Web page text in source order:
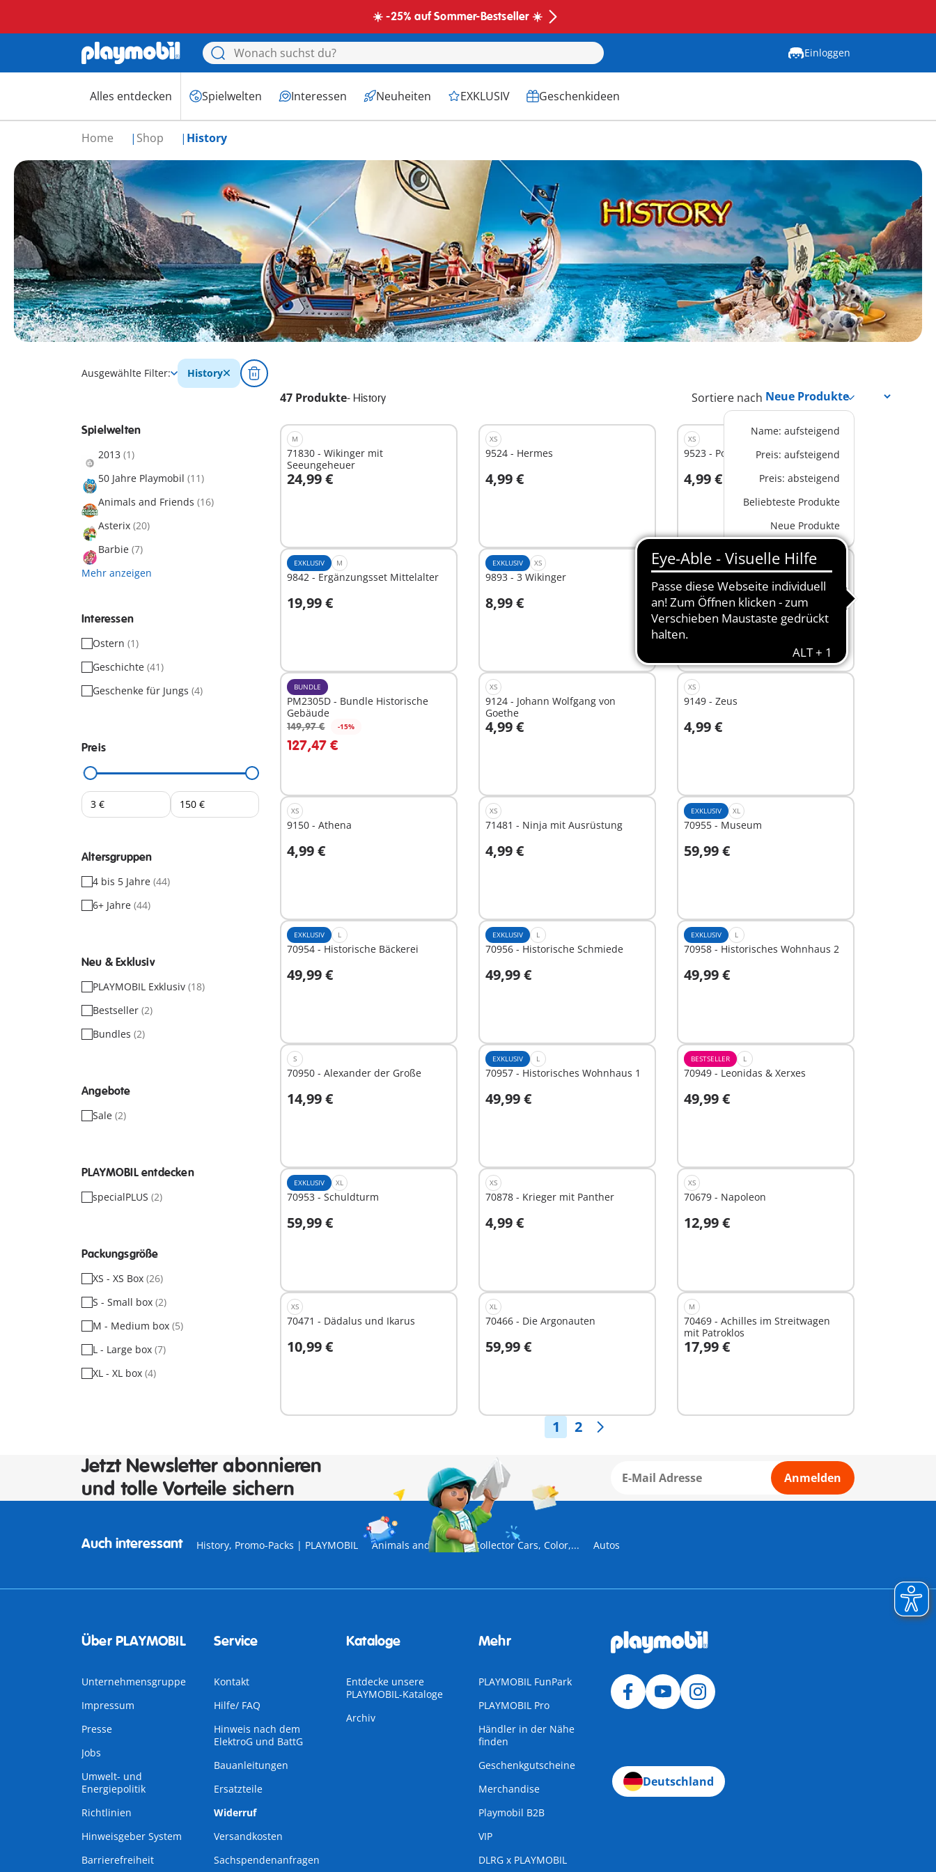
☀️ -25% auf Sommer-Bestseller ☀️
Einloggen
Alles entdecken Spielwelten Interessen Neuheiten EXKLUSIV Geschenkideen
Home Shop History
Ausgewählte Filter: History
47 Produkte- History Sortiere nach
Name: aufsteigend
Preis: aufsteigend
Preis: absteigend
Beliebteste Produkte
Neue Produkte
Spielwelten
2013 (1)
50 Jahre Playmobil (11)
Animals and Friends (16)
Asterix (20)
Barbie (7)
Mehr anzeigen
Interessen
Ostern (1)
Geschichte (41)
Geschenke für Jungs (4)
Preis
Altersgruppen
4 bis 5 Jahre (44)
6+ Jahre (44)
Neu & Exklusiv
PLAYMOBIL Exklusiv (18)
Bestseller (2)
Bundles (2)
Angebote
Sale (2)
PLAYMOBIL entdecken
specialPLUS (2)
Packungsgröße
XS - XS Box (26)
S - Small box (2)
M - Medium box (5)
L - Large box (7)
XL - XL box (4)
M
71830 - Wikinger mit
Seeungeheuer
24,99 €
In den Warenkorb
XS
9524 - Hermes
4,99 €
In den Warenkorb
XS
9523 - Poseidon
4,99 €
In den Warenkorb
EXKLUSIV M
9842 - Ergänzungsset Mittelalter
19,99 €
EXKLUSIV XS
9893 - 3 Wikinger
8,99 €
In den Warenkorb
BUNDLE
PM2305G - Bundle Troja
52,96 € -15%
45,02 €
Nicht
BUNDLE
PM2305D - Bundle Historische
Gebäude
149,97 € -15%
127,47 €
XS
9124 - Johann Wolfgang von
Goethe
4,99 €
In den Warenkorb
XS
9149 - Zeus
4,99 €
In den Warenkorb
XS
9150 - Athena
4,99 €
In den Warenkorb
XS
71481 - Ninja mit Ausrüstung
4,99 €
EXKLUSIV XL
70955 - Museum
59,99 €
In den Warenkorb
EXKLUSIV L
70954 - Historische Bäckerei
49,99 €
In den Warenkorb
EXKLUSIV L
70956 - Historische Schmiede
49,99 €
In den Warenkorb
EXKLUSIV L
70958 - Historisches Wohnhaus 2
49,99 €
In den Warenkorb
S
70950 - Alexander der Große
14,99 €
In den Warenkorb
EXKLUSIV L
70957 - Historisches Wohnhaus 1
49,99 €
In den Warenkorb
BESTSELLER L
70949 - Leonidas & Xerxes
49,99 €
In den Warenkorb
EXKLUSIV XL
70953 - Schuldturm
59,99 €
In den Warenkorb
XS
70878 - Krieger mit Panther
4,99 €
In den Warenkorb
XS
70679 - Napoleon
12,99 €
In den Warenkorb
XS
70471 - Dädalus und Ikarus
10,99 €
In den Warenkorb
XL
70466 - Die Argonauten
59,99 €
In den Warenkorb
M
70469 - Achilles im Streitwagen
mit Patroklos
17,99 €
In den Warenkorb
1 2
Jetzt Newsletter abonnieren
und tolle Vorteile sichern
Anmelden
Auch interessant History, Promo-Packs | PLAYMOBIL Animals and Friends, Collector Cars, Color,... Autos
Über PLAYMOBIL
Unternehmensgruppe
Impressum
Presse
Jobs
Umwelt- und
Energiepolitik
Richtlinien
Hinweisgeber System
Barrierefreiheit
Service
Kontakt
Hilfe/ FAQ
Hinweis nach dem
ElektroG und BattG
Bauanleitungen
Ersatzteile
Widerruf
Versandkosten
Sachspendenanfragen
Kataloge
Entdecke unsere
PLAYMOBIL-Kataloge
Archiv
Mehr
PLAYMOBIL FunPark
PLAYMOBIL Pro
Händler in der Nähe
finden
Geschenkgutscheine
Merchandise
Playmobil B2B
VIP
DLRG x PLAYMOBIL
Deutschland